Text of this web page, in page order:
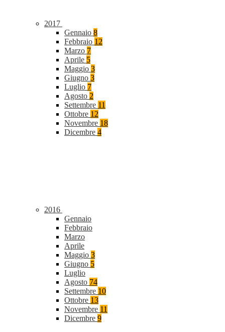
2017
Gennaio 8
Febbraio 12
Marzo 7
Aprile 5
Maggio 3
Giugno 3
Luglio 7
Agosto 2
Settembre 11
Ottobre 12
Novembre 18
Dicembre 4
2016
Gennaio
Febbraio
Marzo
Aprile
Maggio 3
Giugno 5
Luglio
Agosto 74
Settembre 10
Ottobre 13
Novembre 11
Dicembre 9